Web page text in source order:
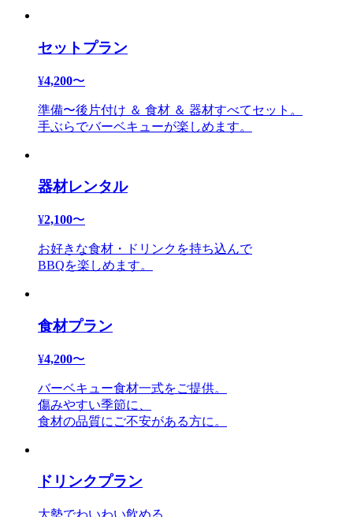
セットプラン
¥4,200〜
準備〜後片付け ＆ 食材 ＆ 器材すべてセット。
手ぶらでバーベキューが楽しめます。
器材レンタル
¥2,100〜
お好きな食材・ドリンクを持ち込んで
BBQを楽しめます。
食材プラン
¥4,200〜
バーベキュー食材一式をご提供。
傷みやすい季節に、
食材の品質にご不安がある方に。
ドリンクプラン
大勢でわいわい飲める